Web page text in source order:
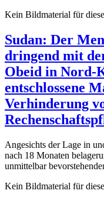
Kein Bildmaterial für
Sudan: Der
dringend mit
Obeid in Nord-
entschlossene
Verhinderung
Angesichts der Lage in
nach 18 Monaten
unmittelbar
Kein Bildmaterial für